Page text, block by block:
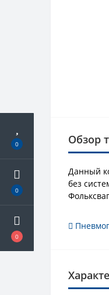
0
0
0
Обзор
Данный
без